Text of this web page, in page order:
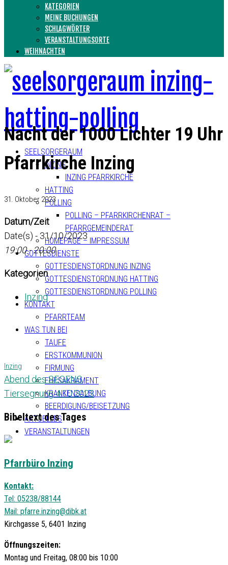
KATEGORIEN
MEINE BUCHUNGEN
SCHLAGWÖRTER
VERANSTALTUNGSORTE
WEIHNACHTEN
SEELSORGERAUM
INZING
INZING PFARRKIRCHE
HATTING
POLLING
POLLING – PFARRKIRCHENRAT –
PFARRGEMEINDERAT
HOMEPAGE – IMPRESSUM
GOTTESDIENSTE
GOTTESDIENSTORDNUNG INZING
GOTTESDIENSTORDNUNG HATTING
GOTTESDIENSTORDNUNG POLLING
KONTAKT
PFARRTEAM
WAS TUN BEI
TAUFE
ERSTKOMMUNION
FIRMUNG
EHESAKRAMENT
KRANKENSALBUNG
BEERDIGUNG/BEISETZUNG
AKTUELLES
VERANSTALTUNGEN
Nacht der 1000 Lichter 19 Uhr
Pfarrkirche Inzing
31. Oktober 2023
Datum/Zeit
Date(s) - 31/10/2023
19:00 - 20:00
Kategorien
Inzing
Inzing
Abend des SEGENS
Tiersegnung 4.10.2023
Bibeltext des Tages
Pfarrbüro Inzing
Kontakt:
Tel: 05238/88144
Mail: pfarre.inzing@dibk.at
Kirchgasse 5, 6401 Inzing
Öffnungszeiten:
Montag und Freitag, 08:00 bis 10:00